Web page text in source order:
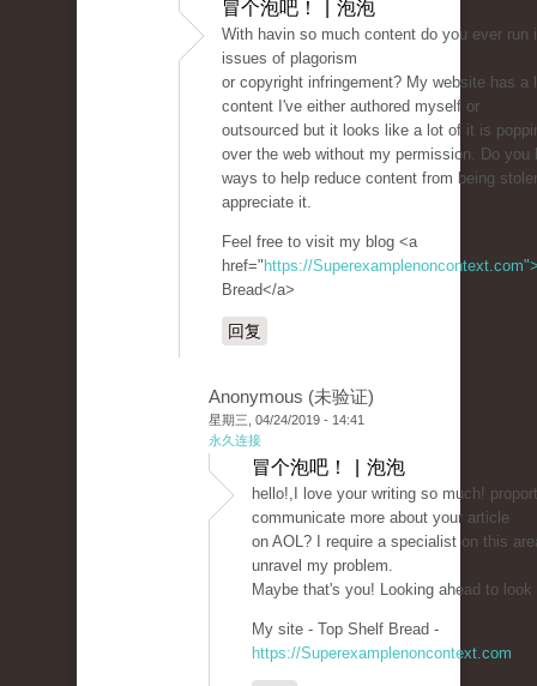
冒个泡吧！ | 泡泡
With havin so much content do you ever run
issues of plagorism
or copyright infringement? My website has a
content I've either authored myself or
outsourced but it looks like a lot of it is
over the web without my permission. Do you
ways to help reduce content from being
appreciate it.
Feel free to visit my blog <a
href=" https://
Bread</a>
回复
Anonymous (未验证)
星期三, 04/24/2019 - 14:41
永久连接
冒个泡吧！ | 泡泡
hello!,I love your writing so much!
communicate more about your article
on AOL? I require a specialist on this
unravel my problem.
Maybe that's you! Looking ahead to look
My site - Top Shelf Bread -
https://Superexamplenoncontext.com